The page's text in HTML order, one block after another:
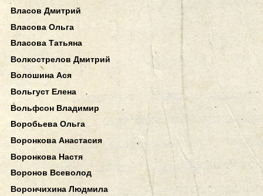
Власов Дмитрий
Власова Ольга
Власова Татьяна
Волкострелов Дмитрий
Волошина Ася
Вольгуст Елена
Вольфсон Владимир
Воробьева Ольга
Воронкова Анастасия
Воронкова Настя
Воронов Всеволод
Ворончихина Людмила